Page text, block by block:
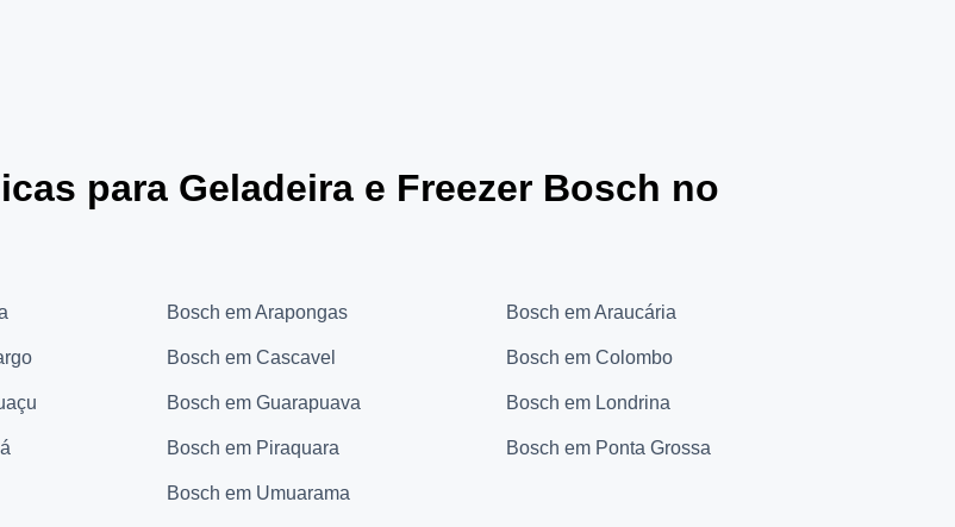
para Geladeira e Freezer Bosch no
Bosch em Arapongas Bosch em Araucária
Bosch em Cascavel Bosch em Colombo
Bosch em Guarapuava Bosch em Londrina
Bosch em Piraquara Bosch em Ponta Grossa
Bosch em Umuarama